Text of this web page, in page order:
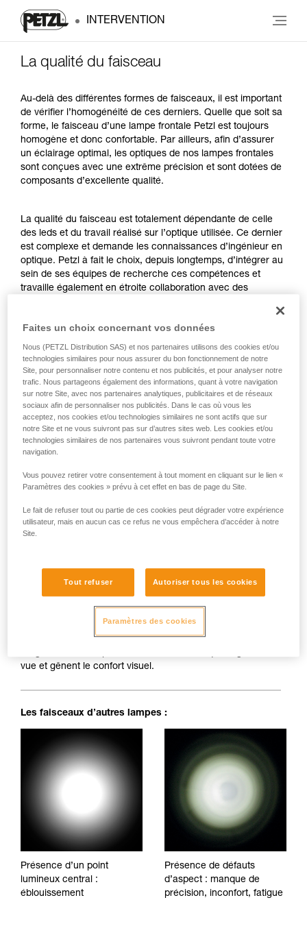
INTERVENTION
La qualité du faisceau
Au-delà des différentes formes de faisceaux, il est important
de vérifier l’homogénéité de ces derniers. Quelle que soit sa
forme, le faisceau d’une lampe frontale Petzl est toujours
homogène et donc confortable. Par ailleurs, afin d’assurer
un éclairage optimal, les optiques de nos lampes frontales
sont conçues avec une extrême précision et sont dotées de
composants d’excellente qualité.
La qualité du faisceau est totalement dépendante de celle
des leds et du travail réalisé sur l’optique utilisée. Ce dernier
est complexe et demande les connaissances d’ingénieur en
optique. Petzl à fait le choix, depuis longtemps, d’intégrer au
sein de ses équipes de recherche ces compétences et
travaille également en étroite collaboration avec des
Lampes Petzl :
Faisceau parfaitement homogène : pas de tâches d’ombre,
vue et gênent le confort visuel.
Les faisceaux d’autres lampes :
Présence d’un point
lumineux central :
éblouissement
Présence de défauts
d’aspect : manque de
précision, inconfort, fatigue
Faites un choix concernant vos données
Nous (PETZL Distribution SAS) et nos partenaires utilisons des cookies et/ou
technologies similaires pour nous assurer du bon fonctionnement de notre
Site, pour personnaliser notre contenu et nos publicités, et pour analyser notre
trafic. Nous partageons également des informations, quant à votre navigation
sur notre Site, avec nos partenaires analytiques, publicitaires et de réseaux
sociaux afin de personnaliser nos publicités. Dans le cas où vous les
acceptez, nos cookies et/ou technologies similaires ne sont actifs que sur
notre Site et ne vous suivront pas sur d’autres sites web. Les cookies et/ou
technologies similaires de nos partenaires vous suivront pendant toute votre
navigation.
Vous pouvez retirer votre consentement à tout moment en cliquant sur le lien «
Paramètres des cookies » prévu à cet effet en bas de page du Site.
Le fait de refuser tout ou partie de ces cookies peut dégrader votre expérience
utilisateur, mais en aucun cas ce refus ne vous empêchera d’accéder à notre
Site.
Tout refuser Autoriser tous les cookies
Paramètres des cookies